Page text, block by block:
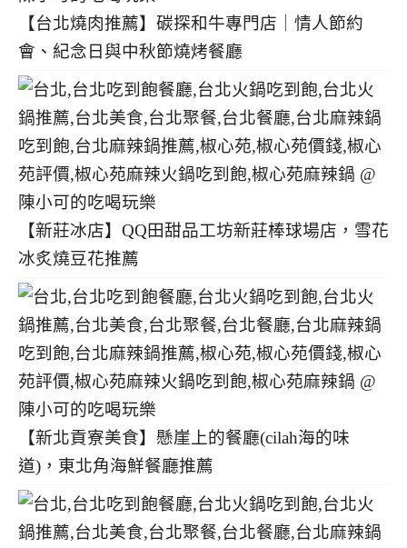
【台北燒肉推薦】碳探和牛專門店｜情人節約
會、紀念日與中秋節燒烤餐廳
【新莊冰店】QQ田甜品工坊新莊棒球場店，雪花
冰炙燒豆花推薦
【新北貢寮美食】懸崖上的餐廳(cilah海的味
道)，東北角海鮮餐廳推薦